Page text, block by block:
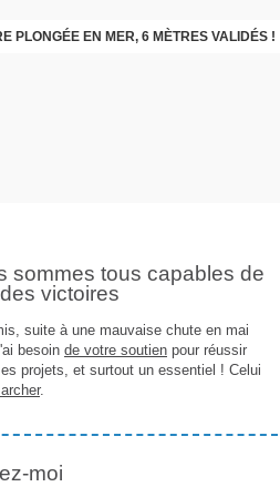
PLONGÉE EN MER, 6 MÈTRES VALIDÉS !
sommes tous capables de
victoires
suite à une mauvaise chute en mai
besoin de votre soutien pour réussir
projets, et surtout un essentiel ! Celui
.
moi